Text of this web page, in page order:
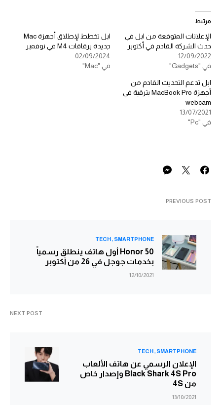
مرتبط
الإعلانات المتوقعة من ابل في
حدث الشركة القادم في أكتوبر
12/09/2022
في "Gadgets"
ابل تخطط لإطلاق أجهزة Mac
جديدة برقاقات M4 في نوفمبر
02/09/2024
في "Mac"
ابل تدعم التحديث القادم من
أجهزة MacBook Pro بترقية في
webcam
13/07/2021
في "Pc"
PREVIOUS POST
SMARTPHONE
TECH
Honor 50 أول هاتف ينطلق رسمياً
بخدمات جوجل في 26 من أكتوبر
12/10/2021
NEXT POST
SMARTPHONE
TECH
الإعلان الرسمي عن هاتف الألعاب
Black Shark 4S Pro وإصدار خاص
من 4S
13/10/2021